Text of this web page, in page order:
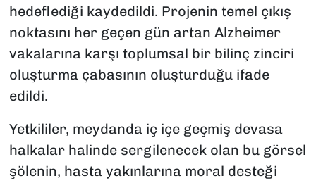
hedeflediği kaydedildi. Projenin temel çıkış
noktasını her geçen gün artan Alzheimer
vakalarına karşı toplumsal bir bilinç zinciri
oluşturma çabasının oluşturduğu ifade
edildi.
Yetkililer, meydanda iç içe geçmiş devasa
halkalar halinde sergilenecek olan bu görsel
şölenin, hasta yakınlarına moral desteği